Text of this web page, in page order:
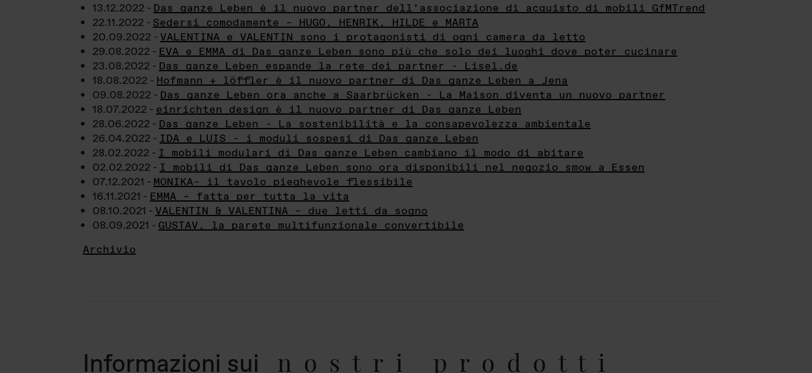
13.12.2022 - Das ganze Leben è il nuovo partner dell’associazione di acquisto di mobili GfMTrend
22.11.2022 - Sedersi comodamente – HUGO, HENRIK, HILDE e MARTA
20.09.2022 - VALENTINA e VALENTIN sono i protagonisti di ogni camera da letto
29.08.2022 - EVA e EMMA di Das ganze Leben sono più che solo dei luoghi dove poter cucinare
23.08.2022 - Das ganze Leben espande la rete dei partner - Lisel.de
18.08.2022 - Hofmann + löffler è il nuovo partner di Das ganze Leben a Jena
09.08.2022 - Das ganze Leben ora anche a Saarbrücken - La Maison diventa un nuovo partner
18.07.2022 - einrichten design è il nuovo partner di Das ganze Leben
28.06.2022 - Das ganze Leben - La sostenibilità e la consapevolezza ambientale
26.04.2022 - IDA e LUIS - i moduli sospesi di Das ganze Leben
28.02.2022 - I mobili modulari di Das ganze Leben cambiano il modo di abitare
02.02.2022 - I mobili di Das ganze Leben sono ora disponibili nel negozio smow a Essen
07.12.2021 - MONIKA– il tavolo pieghevole flessibile
16.11.2021 - EMMA – fatta per tutta la vita
08.10.2021 - VALENTIN & VALENTINA – due letti da sogno
08.09.2021 - GUSTAV, la parete multifunzionale convertibile
Archivio
Informazioni sui nostri prodotti